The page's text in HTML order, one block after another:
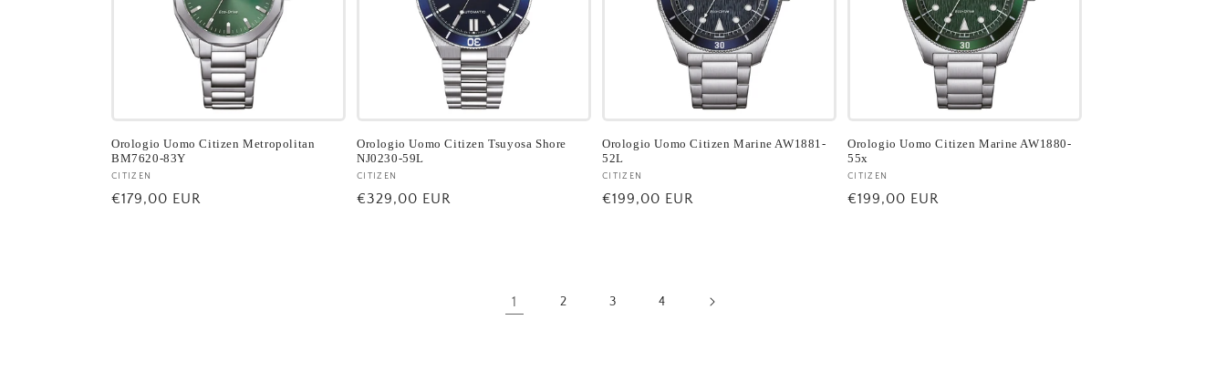
Orologio Uomo Citizen Metropolitan
BM7620-83Y
Fornitore:
CITIZEN
Prezzo
€179,00 EUR
Orologio Uomo Citizen Tsuyosa Shore
NJ0230-59L
Fornitore:
CITIZEN
Prezzo
€329,00 EUR
Orologio Uomo Citizen Marine AW1881-
52L
Fornitore:
CITIZEN
Prezzo
€199,00 EUR
Orologio Uomo Citizen Marine AW1880-
55x
Fornitore:
CITIZEN
Prezzo
€199,00 EUR
1 2 3 4